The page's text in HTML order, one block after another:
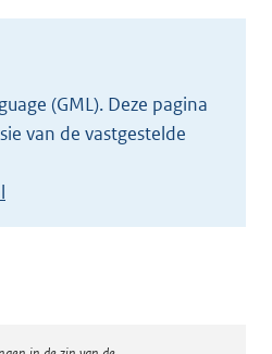
(GML). Deze pagina
van de vastgestelde